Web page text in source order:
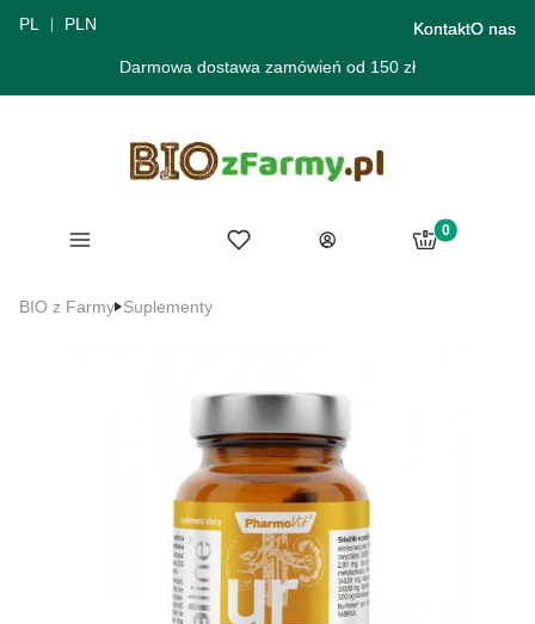
PL PLN KontaktO nas
Darmowa dostawa zamówień od 150 zł
Menu Ulubione
Zaloguj się
Produkty w
Koszyk
BIO z Farmy Suplementy